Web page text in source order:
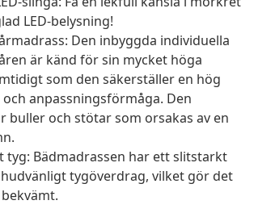
LED-belysning!
Den inbyggda individuella
är känd för sin mycket höga
som den säkerställer en hög
anpassningsförmåga. Den
buller och stötar som orsakas av en
tyg: Bädmadrassen har ett slitstarkt
tygöverdrag, vilket gör det